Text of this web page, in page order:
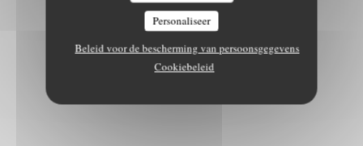
Personaliseer
Beleid voor de bescherming van persoonsgegevens
Cookiebeleid